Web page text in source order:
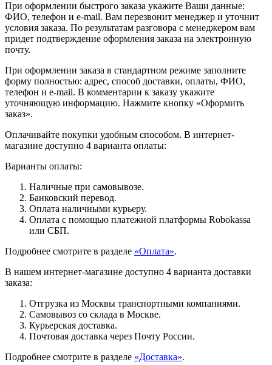
При оформлении быстрого заказа укажите Ваши данные:
ФИО, телефон и e-mail. Вам перезвонит менеджер и уточнит
условия заказа. По результатам разговора с менеджером вам
придет подтверждение оформления заказа на электронную
почту.
При оформлении заказа в стандартном режиме заполните
форму полностью: адрес, способ доставки, оплаты, ФИО,
телефон и e-mail. В комментарии к заказу укажите
уточняющую информацию. Нажмите кнопку «Оформить
заказ».
Оплачивайте покупки удобным способом. В интернет-
магазине доступно 4 варианта оплаты:
Варианты оплаты:
Наличные при самовывозе.
Банковский перевод.
Оплата наличными курьеру.
Оплата с помощью платежной платформы Robokassa
или СБП.
Подробнее смотрите в разделе «Оплата».
В нашем интернет-магазине доступно 4 варианта доставки
заказа:
Отгрузка из Москвы транспортными компаниями.
Самовывоз со склада в Москве.
Курьерская доставка.
Почтовая доставка через Почту России.
Подробнее смотрите в разделе «Доставка».